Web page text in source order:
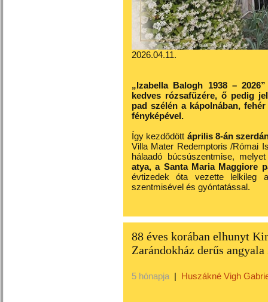
2026.04.11.
„Izabella Balogh 1938 –
kedves rózsafüzére, ő pedig
pad szélén a kápolnában,
fényképével.
Így kezdődött április 8-án
Villa Mater Redemptoris /Római
hálaadó búcsúszentmise,
atya, a Santa Maria Maggiore
évtizedek óta vezette lelkileg
szentmisével és gyóntatással.
88 éves korában elhunyt
Zarándokház derűs angyala
5 hónapja | Huszákné Vigh